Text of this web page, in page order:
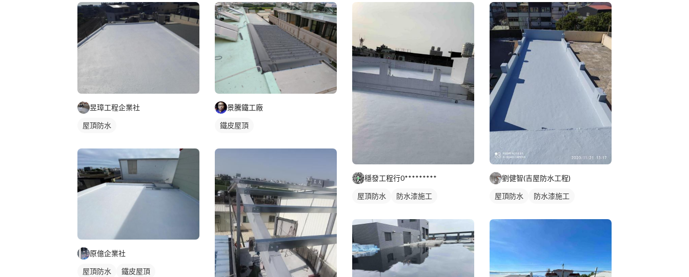
昱璋工程企業社
屋頂防水
原億企業社
屋頂防水
鐵皮屋頂
景騰鐵工廠
鐵皮屋頂
穩發工程行0*********
屋頂防水 防水漆施工
劉健智(吉屋防水工程)
屋頂防水 防水漆施工